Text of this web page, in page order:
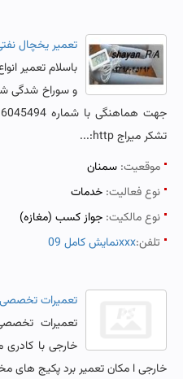
تعمیر یخچال
باسلام تعمیر
و سوراخ شدگی
تشکر میراج http:...
موقعیت: سمنان
نوع فعالیت: خدمات
نوع مالکیت: جواز کسب (مغازه)
تلفن:نمایش کامل 09xxx
تعمیرات
تعمیرات
خارجی با
خارجی ا مکان تعمیر برد پکیج های